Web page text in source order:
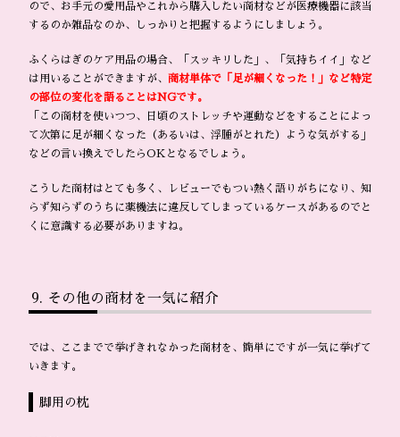
ので、お手元の愛用品やこれから購入したい商材などが医療機器に該当
するのか雑品なのか、しっかりと把握するようにしましょう。
ふくらはぎのケア用品の場合、「スッキリした」、「気持ちイイ」など
は用いることができますが、
商材単体で「足が細くなった！」など特定
の部位の変化を語ることはNGです。
「この商材を使いつつ、日頃のストレッチや運動などをすることによっ
て次第に足が細くなった（あるいは、浮腫がとれた）ような気がする」
などの言い換えでしたらOKとなるでしょう。
こうした商材はとても多く、レビューでもつい熱く語りがちになり、知
らず知らずのうちに薬機法に違反してしまっているケースがあるのでと
くに意識する必要がありますね。
その他の商材を一気に紹介
では、ここまでで挙げきれなかった商材を、簡単にですが一気に挙げて
いきます。
脚用の枕